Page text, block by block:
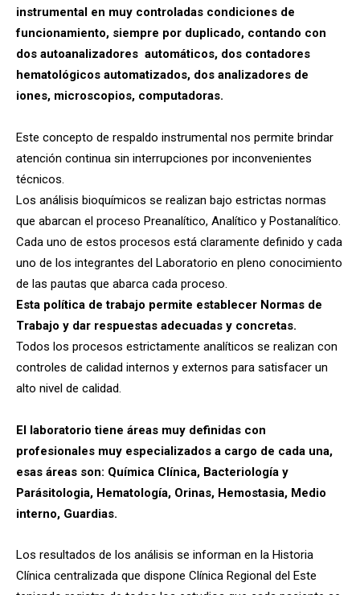
instrumental en muy controladas condiciones de
funcionamiento, siempre por duplicado, contando con
dos autoanalizadores automáticos, dos contadores
hematológicos automatizados, dos analizadores de
iones, microscopios, computadoras.
Este concepto de respaldo instrumental nos permite brindar
atención continua sin interrupciones por inconvenientes
técnicos.
Los análisis bioquímicos se realizan bajo estrictas normas
que abarcan el proceso Preanalítico, Analítico y Postanalítico.
Cada uno de estos procesos está claramente definido y cada
uno de los integrantes del Laboratorio en pleno conocimiento
de las pautas que abarca cada proceso.
Esta política de trabajo permite establecer Normas de
Trabajo y dar respuestas adecuadas y concretas.
Todos los procesos estrictamente analíticos se realizan con
controles de calidad internos y externos para satisfacer un
alto nivel de calidad.
El laboratorio tiene áreas muy definidas con
profesionales muy especializados a cargo de cada una,
esas áreas son: Química Clínica, Bacteriología y
Parásitologia, Hematología, Orinas, Hemostasia, Medio
interno, Guardias.
Los resultados de los análisis se informan en la Historia
Clínica centralizada que dispone Clínica Regional del Este